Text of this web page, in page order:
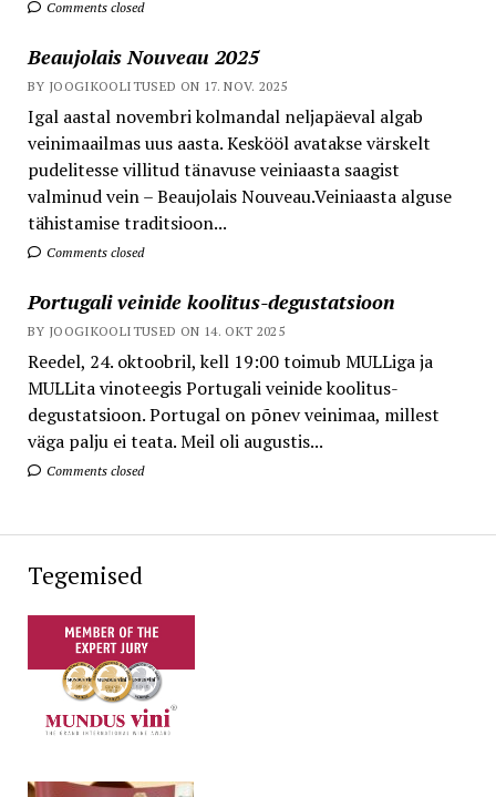
Comments closed
Beaujolais Nouveau 2025
BY JOOGIKOOLITUSED ON 17. NOV. 2025
Igal aastal novembri kolmandal neljapäeval algab
veinimaailmas uus aasta. Keskööl avatakse värskelt
pudelitesse villitud tänavuse veiniaasta saagist
valminud vein – Beaujolais Nouveau.Veiniaasta alguse
tähistamise traditsioon...
Comments closed
Portugali veinide koolitus-degustatsioon
BY JOOGIKOOLITUSED ON 14. OKT 2025
Reedel, 24. oktoobril, kell 19:00 toimub MULLiga ja
MULLita vinoteegis Portugali veinide koolitus-
degustatsioon. Portugal on põnev veinimaa, millest
väga palju ei teata. Meil oli augustis...
Comments closed
Tegemised